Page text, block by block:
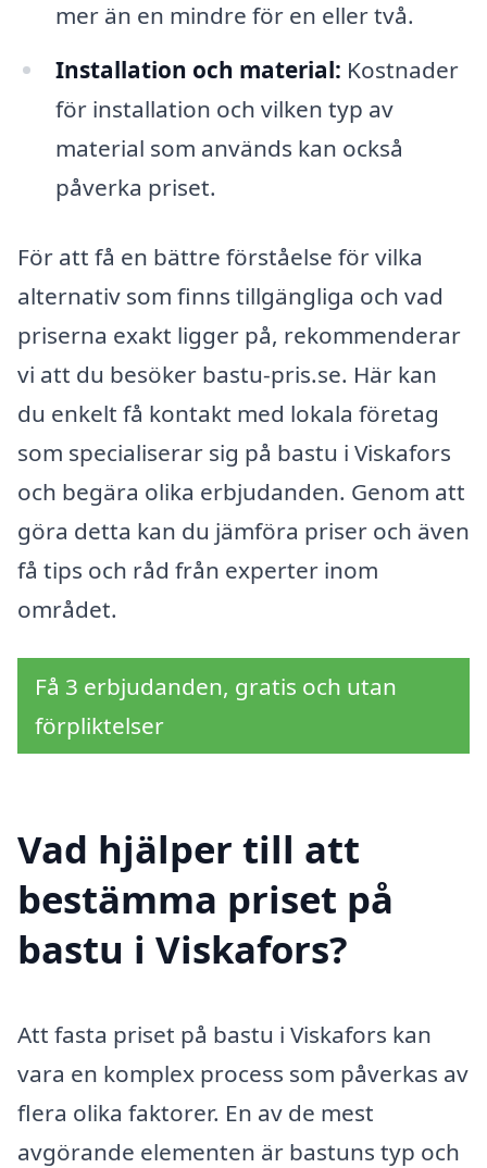
mer än en mindre för en eller två.
Installation och material: Kostnader
för installation och vilken typ av
material som används kan också
påverka priset.
För att få en bättre förståelse för vilka
alternativ som finns tillgängliga och vad
priserna exakt ligger på, rekommenderar
vi att du besöker bastu-pris.se. Här kan
du enkelt få kontakt med lokala företag
som specialiserar sig på bastu i Viskafors
och begära olika erbjudanden. Genom att
göra detta kan du jämföra priser och även
få tips och råd från experter inom
området.
Få 3 erbjudanden, gratis och utan
förpliktelser
Vad hjälper till att
bestämma priset på
bastu i Viskafors?
Att fasta priset på bastu i Viskafors kan
vara en komplex process som påverkas av
flera olika faktorer. En av de mest
avgörande elementen är bastuns typ och